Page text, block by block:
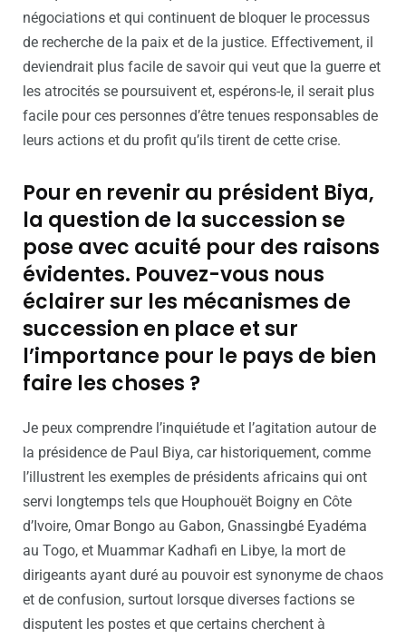
négociations et qui continuent de bloquer le processus
de recherche de la paix et de la justice. Effectivement, il
deviendrait plus facile de savoir qui veut que la guerre et
les atrocités se poursuivent et, espérons-le, il serait plus
facile pour ces personnes d’être tenues responsables de
leurs actions et du profit qu’ils tirent de cette crise.
Pour en revenir au président Biya,
la question de la succession se
pose avec acuité pour des raisons
évidentes. Pouvez-vous nous
éclairer sur les mécanismes de
succession en place et sur
l’importance pour le pays de bien
faire les choses ?
Je peux comprendre l’inquiétude et l’agitation autour de
la présidence de Paul Biya, car historiquement, comme
l’illustrent les exemples de présidents africains qui ont
servi longtemps tels que Houphouët Boigny en Côte
d’Ivoire, Omar Bongo au Gabon, Gnassingbé Eyadéma
au Togo, et Muammar Kadhafi en Libye, la mort de
dirigeants ayant duré au pouvoir est synonyme de chaos
et de confusion, surtout lorsque diverses factions se
disputent les postes et que certains cherchent à